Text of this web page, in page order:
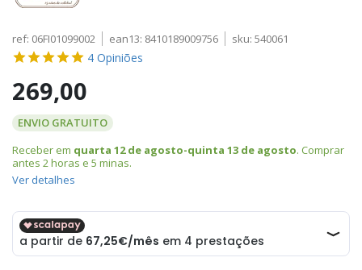
ref: 06FI01099002 ean13: 8410189009756 sku: 540061
4 Opiniões
269,00
ENVIO GRATUITO
Receber em quarta 12 de agosto-quinta 13 de agosto. Comprar
antes 2 horas e 5 minas.
Ver detalhes